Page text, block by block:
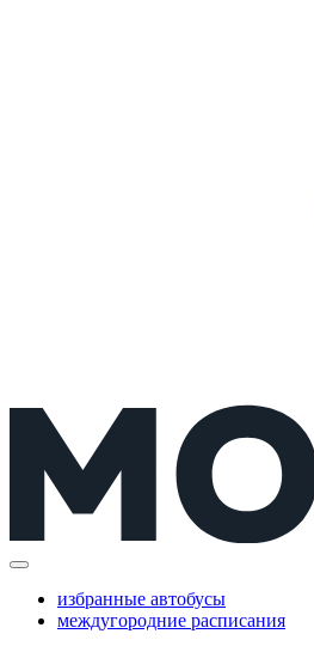
избранные автобусы
междугородние расписания